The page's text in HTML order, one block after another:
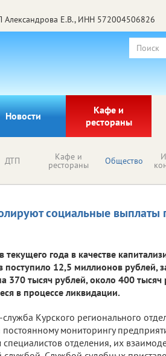
Александрова Е.В., ИНН 572004506826
Новости
Кафе и
рестораны
ДТП Кафе и
рестораны Общество
социальные
текущего года в качестве
поступило 12,5 миллионов рублей,
370 тысяч рублей, около 400 тысяч
в процессе ликвидации.
Курского регионального
постоянному мониторингу
отделения, их